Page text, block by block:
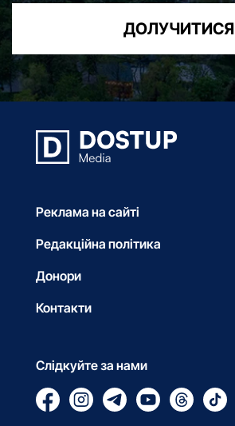
ДОЛУЧИТИСЯ
Реклама на сайті
Редакційна політика
Донори
Контакти
Слідкуйте за нами